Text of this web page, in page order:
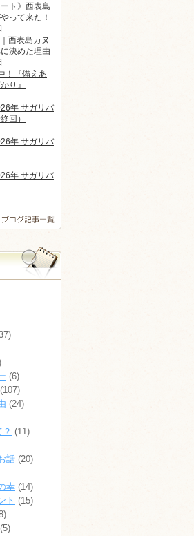
ート》西表島
って来た！
西表島カヌ
決めた理由
！『備えあ
り』
年 サガリバ
回）
年 サガリバ
年 サガリバ
(6)
(107)
(24)
(11)
話 (20)
幸 (14)
ト (15)
(5)